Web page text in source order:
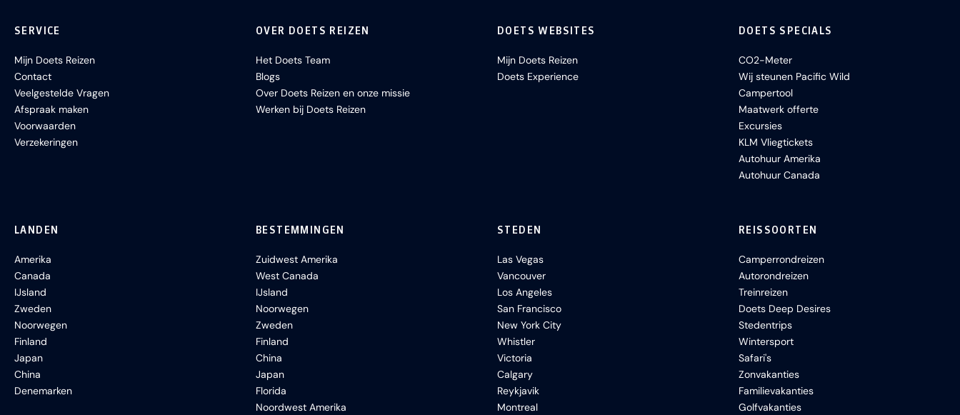
SERVICE
Mijn Doets Reizen
Contact
Veelgestelde Vragen
Afspraak maken
Voorwaarden
Verzekeringen
OVER DOETS REIZEN
Het Doets Team
Blogs
Over Doets Reizen en onze missie
Werken bij Doets Reizen
DOETS WEBSITES
Mijn Doets Reizen
Doets Experience
DOETS SPECIALS
CO2-Meter
Wij steunen Pacific Wild
Campertool
Maatwerk offerte
Excursies
KLM Vliegtickets
Autohuur Amerika
Autohuur Canada
LANDEN
Amerika
Canada
IJsland
Zweden
Noorwegen
Finland
Japan
China
Denemarken
BESTEMMINGEN
Zuidwest Amerika
West Canada
IJsland
Noorwegen
Zweden
Finland
China
Japan
Florida
Noordwest Amerika
STEDEN
Las Vegas
Vancouver
Los Angeles
San Francisco
New York City
Whistler
Victoria
Calgary
Reykjavik
Montreal
REISSOORTEN
Camperrondreizen
Autorondreizen
Treinreizen
Doets Deep Desires
Stedentrips
Wintersport
Safari's
Zonvakanties
Familievakanties
Golfvakanties